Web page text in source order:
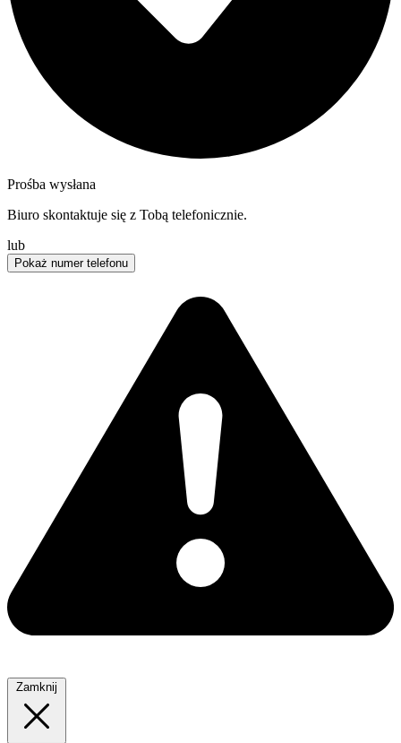
Prośba wysłana
Biuro skontaktuje się z Tobą telefonicznie.
lub
Pokaż numer telefonu
Zamknij